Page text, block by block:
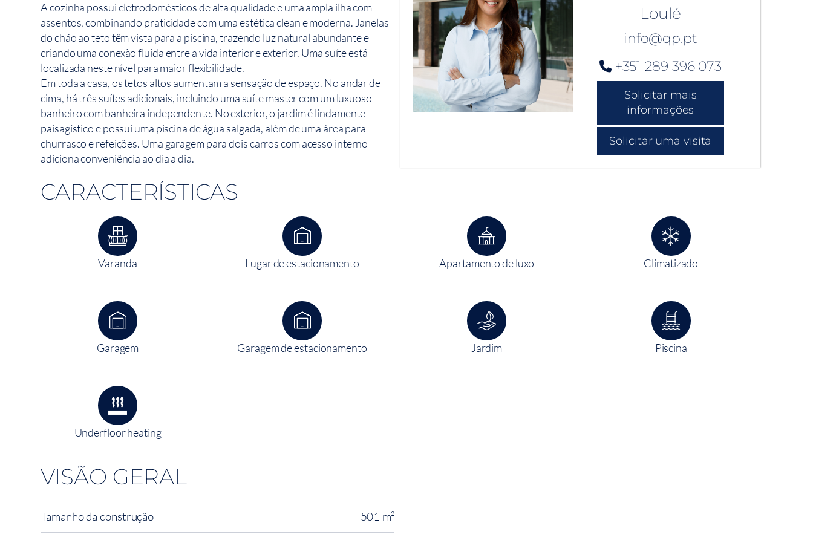
A cozinha possui eletrodomésticos de alta qualidade e uma ampla ilha com
assentos, combinando praticidade com uma estética clean e moderna. Janelas
do chão ao teto têm vista para a piscina, trazendo luz natural abundante e
criando uma conexão fluida entre a vida interior e exterior. Uma suíte está
localizada neste nível para maior flexibilidade.
Em toda a casa, os tetos altos aumentam a sensação de espaço. No andar de
cima, há três suítes adicionais, incluindo uma suíte master com um luxuoso
banheiro com banheira independente. No exterior, o jardim é lindamente
paisagístico e possui uma piscina de água salgada, além de uma área para
churrasco e refeições. Uma garagem para dois carros com acesso interno
adiciona conveniência ao dia a dia.
Loulé
info@qp.pt
+351 289 396 073
Solicitar mais
informações
Solicitar uma visita
CARACTERÍSTICAS
Varanda Lugar de estacionamento Apartamento de luxo Climatizado
Garagem Garagem de estacionamento Jardim Piscina
Underfloor heating
VISÃO GERAL
Tamanho da construção 501 m²